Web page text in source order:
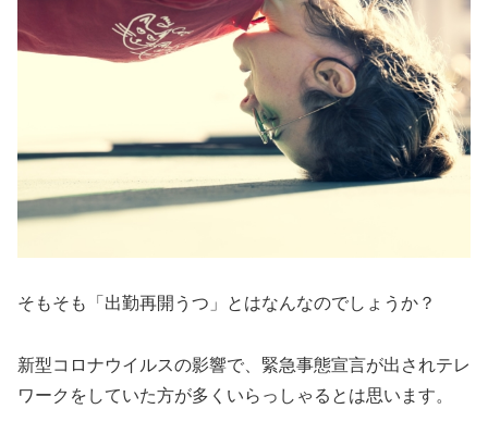
そもそも「出勤再開うつ」とはなんなのでしょうか？
新型コロナウイルスの影響で、緊急事態宣言が出されテレ
ワークをしていた方が多くいらっしゃるとは思います。